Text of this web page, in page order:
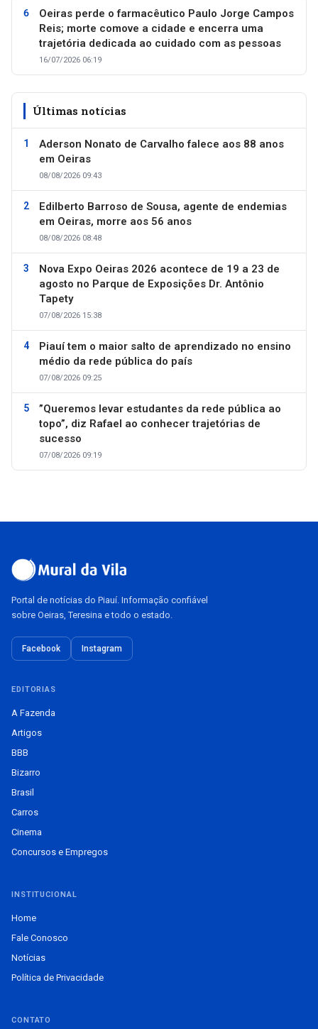
Oeiras perde o farmacêutico Paulo Jorge Campos
Reis; morte comove a cidade e encerra uma
trajetória dedicada ao cuidado com as pessoas
16/07/2026 06:19
Últimas notícias
Aderson Nonato de Carvalho falece aos 88 anos
em Oeiras
08/08/2026 09:43
Edilberto Barroso de Sousa, agente de endemias
em Oeiras, morre aos 56 anos
08/08/2026 08:48
Nova Expo Oeiras 2026 acontece de 19 a 23 de
agosto no Parque de Exposições Dr. Antônio
Tapety
07/08/2026 15:38
Piauí tem o maior salto de aprendizado no ensino
médio da rede pública do país
07/08/2026 09:25
”Queremos levar estudantes da rede pública ao
topo”, diz Rafael ao conhecer trajetórias de
sucesso
07/08/2026 09:19
Portal de notícias do Piauí. Informação confiável
sobre Oeiras, Teresina e todo o estado.
Facebook Instagram
EDITORIAS
A Fazenda
Artigos
BBB
Bizarro
Brasil
Carros
Cinema
Concursos e Empregos
INSTITUCIONAL
Home
Fale Conosco
Notícias
Política de Privacidade
CONTATO